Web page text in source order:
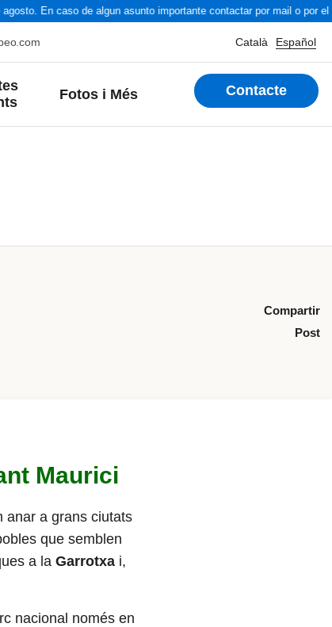
En caso de algun asunto importante contactar por mail o por el
Català Español
Fotos i Més Contacte
Compartir
Post
Maurici
anar a grans ciutats
que semblen
a la Garrotxai,
nacional només en